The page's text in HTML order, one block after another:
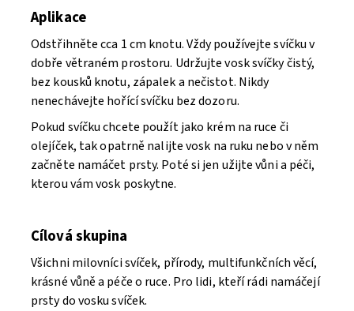
Aplikace
Odstřihněte cca 1 cm knotu. Vždy používejte svíčku v
dobře větraném prostoru. Udržujte vosk svíčky čistý,
bez kousků knotu, zápalek a nečistot. Nikdy
nenechávejte hořící svíčku bez dozoru.
Pokud svíčku chcete použít jako krém na ruce či
olejíček, tak opatrně nalijte vosk na ruku nebo v něm
začněte namáčet prsty. Poté si jen užijte vůni a péči,
kterou vám vosk poskytne.
Cílová skupina
Všichni milovníci svíček, přírody, multifunkčních věcí,
krásné vůně a péče o ruce. Pro lidi, kteří rádi namáčejí
prsty do vosku svíček.